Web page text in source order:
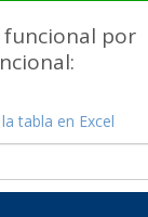
funcional por
tabla en Excel